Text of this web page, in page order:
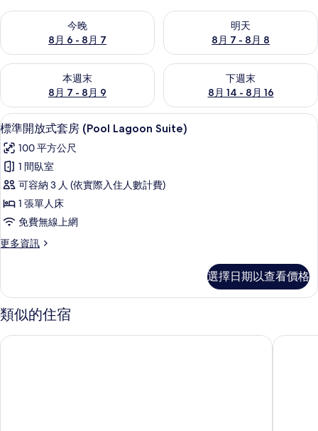
今晚
8月 6 - 8月 7
查看今晚 (8月 6 - 8月 7) 的供應情況
明天
8月 7 - 8月 8
查看明天 (8月 7 - 8月 8) 的供
本週末
8月 7 - 8月 9
查看本週末 (8月 7 - 8月 9) 的供應情況
下週末
8月 14 - 8月 16
查看下週末 (8月 14 - 8月 16)
顯
示
標
準
開
放
套
(Pool
Lagoon
Suite)
的
標準開放式套房 (Pool Lagoon Suite)
6
標準開放式套房 (Pool Lagoon Suite)
100 平方公尺
1 間臥室
可容納 3 人 (依實際入住人數計費)
1 張單人床
免費無線上網
更多資訊
更
開
放
式
房
選擇日期以查看價格
類似的住宿
皇宮水上樂園渡假村 宿霧麥